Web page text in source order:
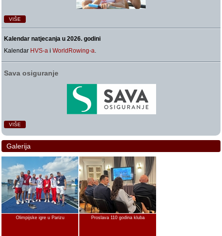
VIŠE
Kalendar natjecanja u 2026. godini
Kalendar HVS-a iWorldRowing-a.
Sava osiguranje
VIŠE
Galerija
Olimpijske igre u Parizu Proslava 110 godina kluba